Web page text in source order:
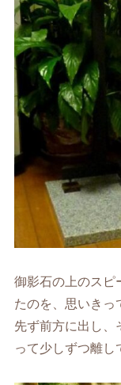
御影石の上のスピ
たのを、思いきっ
先ず前方に出し、
って少しずつ離し